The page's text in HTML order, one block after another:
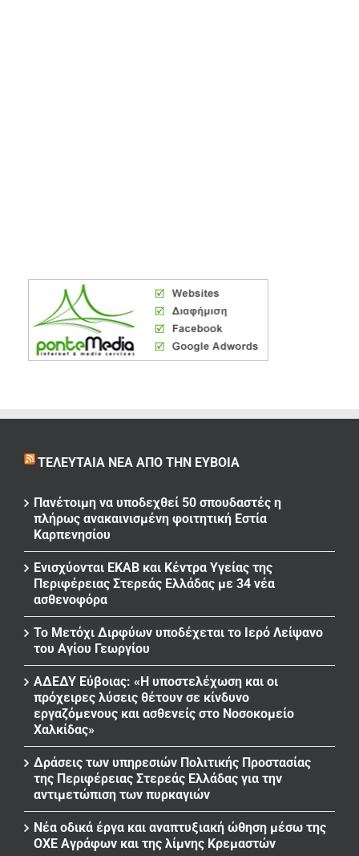
ΤΕΛΕΥΤΑΊΑ ΝΈΑ ΑΠΌ ΤΗΝ ΕΎΒΟΙΑ
Πανέτοιμη να υποδεχθεί 50 σπουδαστές η
πλήρως ανακαινισμένη φοιτητική Εστία
Καρπενησίου
Ενισχύονται ΕΚΑΒ και Κέντρα Υγείας της
Περιφέρειας Στερεάς Ελλάδας με 34 νέα
ασθενοφόρα
Το Μετόχι Διρφύων υποδέχεται το Ιερό Λείψανο
του Αγίου Γεωργίου
ΑΔΕΔΥ Εύβοιας: «Η υποστελέχωση και οι
πρόχειρες λύσεις θέτουν σε κίνδυνο
εργαζόμενους και ασθενείς στο Νοσοκομείο
Χαλκίδας»
Δράσεις των υπηρεσιών Πολιτικής Προστασίας
της Περιφέρειας Στερεάς Ελλάδας για την
αντιμετώπιση των πυρκαγιών
Νέα οδικά έργα και αναπτυξιακή ώθηση μέσω της
ΟΧΕ Αγράφων και της λίμνης Κρεμαστών